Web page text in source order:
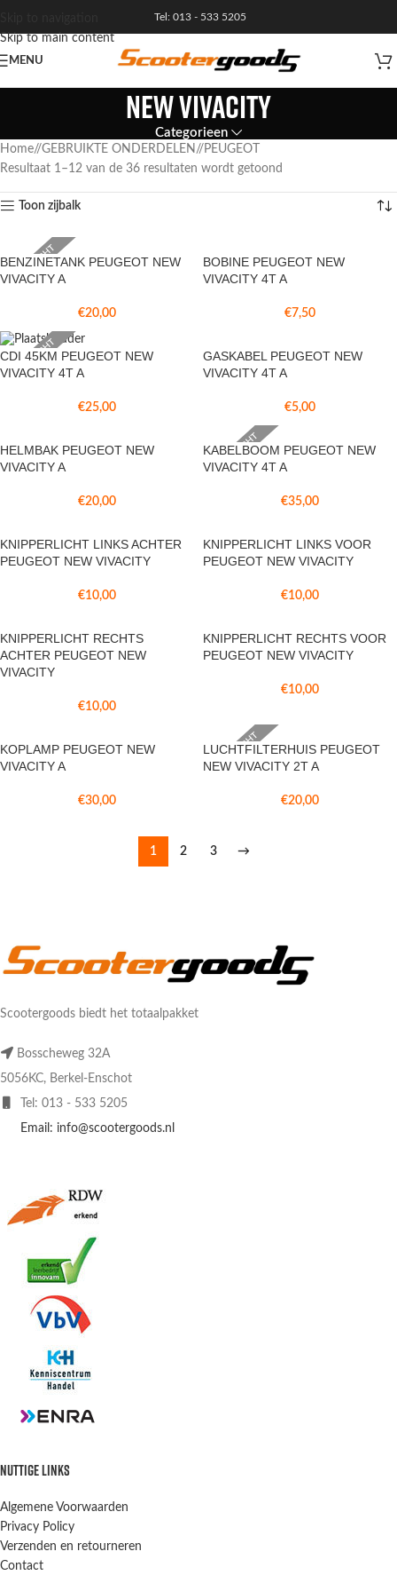
Skip to main content
Tel: 013 - 533 5205
MENU
NEW VIVACITY
Categorieen
Home/ GEBRUIKTE ONDERDELEN / PEUGEOT
Resultaat 1–12 van de 36 resultaten wordt getoond
Toon zijbalk
VERKOCHT
BENZINETANK PEUGEOT NEW
VIVACITY A
€20,00
BOBINE PEUGEOT NEW
VIVACITY 4T A
€7,50
VERKOCHT
CDI 45KM PEUGEOT NEW
VIVACITY 4T A
€25,00
GASKABEL PEUGEOT NEW
VIVACITY 4T A
€5,00
HELMBAK PEUGEOT NEW
VIVACITY A
€20,00
VERKOCHT
KABELBOOM PEUGEOT NEW
VIVACITY 4T A
€35,00
KNIPPERLICHT LINKS ACHTER
PEUGEOT NEW VIVACITY
€10,00
KNIPPERLICHT LINKS VOOR
PEUGEOT NEW VIVACITY
€10,00
KNIPPERLICHT RECHTS
ACHTER PEUGEOT NEW
VIVACITY
€10,00
KNIPPERLICHT RECHTS VOOR
PEUGEOT NEW VIVACITY
€10,00
KOPLAMP PEUGEOT NEW
VIVACITY A
€30,00
VERKOCHT
LUCHTFILTERHUIS PEUGEOT
NEW VIVACITY 2T A
€20,00
1 2 3 →
Scootergoods biedt het totaalpakket
Bosscheweg 32A
5056KC, Berkel-Enschot
Tel: 013 - 533 5205
Email: info@scootergoods.nl
NUTTIGE LINKS
Algemene Voorwaarden
Privacy Policy
Verzenden en retourneren
Contact